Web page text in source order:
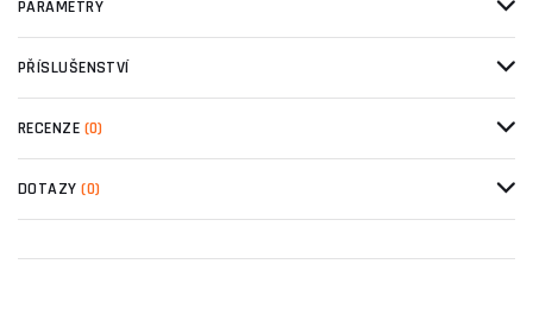
PARAMETRY
PŘÍSLUŠENSTVÍ
RECENZE (0)
DOTAZY(0)